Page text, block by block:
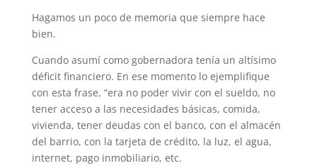
Hagamos un poco de memoria que siempre hace
bien.
Cuando asumí como gobernadora tenía un altísimo
déficit financiero. En ese momento lo ejemplifique
con esta frase, “era no poder vivir con el sueldo, no
tener acceso a las necesidades básicas, comida,
vivienda, tener deudas con el banco, con el almacén
del barrio, con la tarjeta de crédito, la luz, el agua,
internet, pago inmobiliario, etc.